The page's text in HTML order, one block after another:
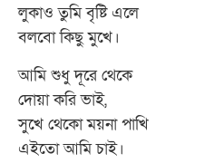
লুকাও তুমি বৃষ্টি এলে
বলবো কিছু মুখে।
আমি শুধু দূরে থেকে
দোয়া করি ভাই,
সুখে থেকো ময়না পাখি
এইতো আমি চাই।